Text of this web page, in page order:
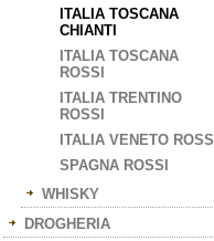
ITALIA TOSCANA
CHIANTI
ITALIA TOSCANA
ROSSI
ITALIA TRENTINO
ROSSI
ITALIA VENETO ROSSI
SPAGNA ROSSI
WHISKY
DROGHERIA